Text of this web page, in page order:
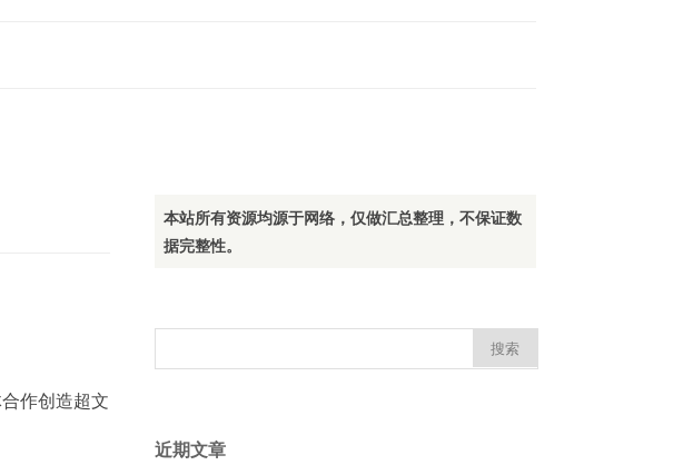
作创造超文
本站所有资源均源于网络，仅做汇总整理，不保证数
据完整性。
索：
近期文章